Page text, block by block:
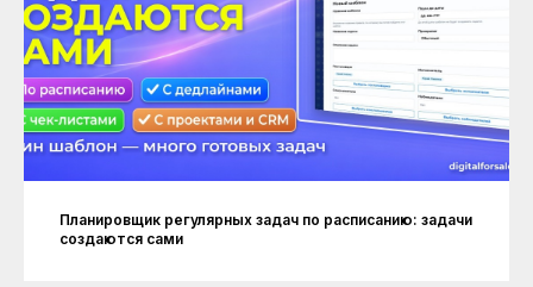
Планировщик регулярных задач по расписанию: задачи
создаются сами